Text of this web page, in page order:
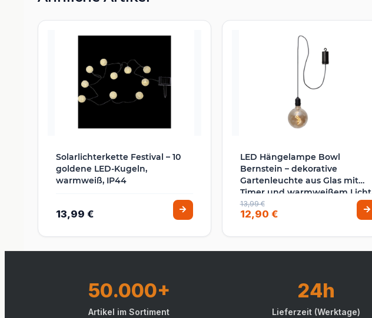
Solarlichterkette Festival – 10
goldene LED-Kugeln,
warmweiß, IP44
13,99 €
LED Hängelampe Bowl
Bernstein – dekorative
Gartenleuchte aus Glas mit
Timer und warmweißem Licht
13,99 €
12,90 €
50.000+
Artikel im Sortiment
24h
Lieferzeit (Werktage)